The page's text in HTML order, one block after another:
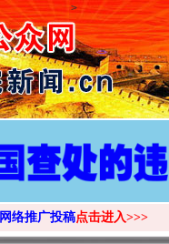
>
网络推广投稿点击进入>>>